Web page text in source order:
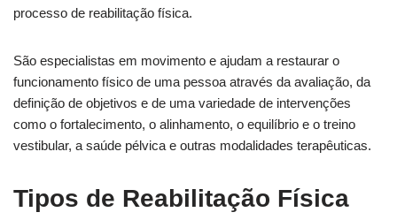
processo de reabilitação física.
São especialistas em movimento e ajudam a restaurar o
funcionamento físico de uma pessoa através da avaliação, da
definição de objetivos e de uma variedade de intervenções
como o fortalecimento, o alinhamento, o equilíbrio e o treino
vestibular, a saúde pélvica e outras modalidades terapêuticas.
Tipos de Reabilitação Física